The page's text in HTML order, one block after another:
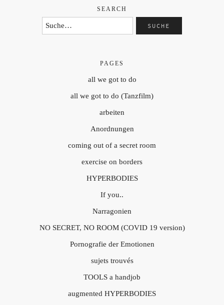
SEARCH
PAGES
all we got to do
all we got to do (Tanzfilm)
arbeiten
Anordnungen
coming out of a secret room
exercise on borders
HYPERBODIES
If you..
Narragonien
NO SECRET, NO ROOM (COVID 19 version)
Pornografie der Emotionen
sujets trouvés
TOOLS a handjob
augmented HYPERBODIES